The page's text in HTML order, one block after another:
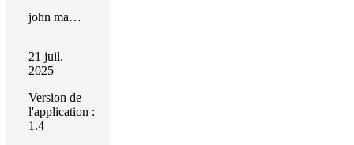
john manjiro
21 juil.
2025
Version de
l'application :
1.4